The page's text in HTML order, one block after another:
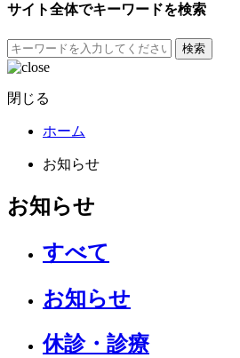
サイト全体でキーワードを検索
検索
閉じる
ホーム
お知らせ
お知らせ
すべて
お知らせ
休診・診療